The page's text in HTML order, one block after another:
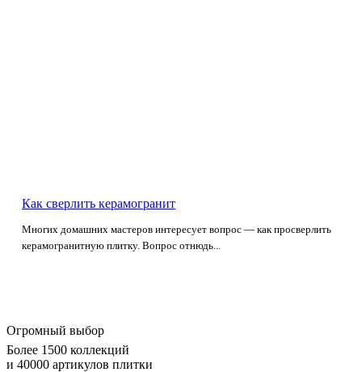
Как сверлить керамогранит
Многих домашних мастеров интересует вопрос — как просверлить
керамогранитную плитку. Вопрос отнюдь...
Огромный выбор
Более 1500 коллекций
и 40000 артикулов плитки